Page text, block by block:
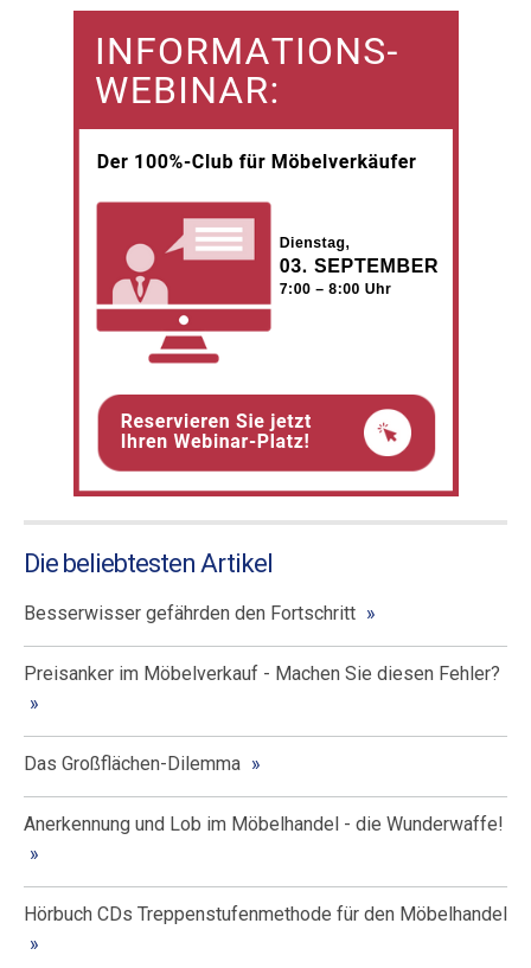
Die beliebtesten Artikel
Besserwisser gefährden den Fortschritt
Preisanker im Möbelverkauf - Machen Sie diesen Fehler?
Das Großflächen-Dilemma
Anerkennung und Lob im Möbelhandel - die Wunderwaffe!
Hörbuch CDs Treppenstufenmethode für den Möbelhandel